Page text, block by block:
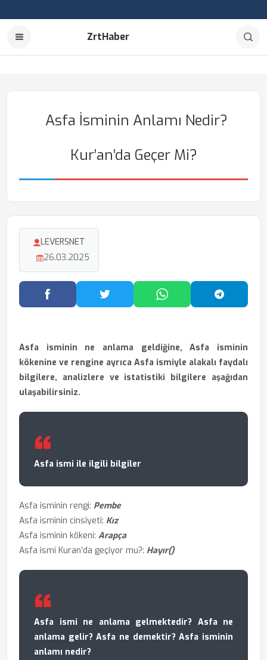
ZrtHaber
Asfa İsminin Anlamı Nedir?
Kur’an’da Geçer Mi?
LEVERSNET
26.03.2025
Facebook'ta PaylaşTwitter'da PaylaşWhatsApp'ta Paylaş
Asfa isminin ne anlama geldiğine, Asfa isminin
kökenine ve rengine ayrıca Asfa ismiyle alakalı faydalı
bilgilere, analizlere ve istatistiki bilgilere aşağıdan
ulaşabilirsiniz.
Asfa ismi ile ilgili bilgiler
Asfa isminin rengi: Pembe
Asfa isminin cinsiyeti: Kız
Asfa isminin kökeni: Arapça
Asfa ismi Kuran’da geçiyor mu?: Hayır()
Asfa ismi ne anlama gelmektedir? Asfa ne
anlama gelir? Asfa ne demektir? Asfa isminin
anlamı nedir?